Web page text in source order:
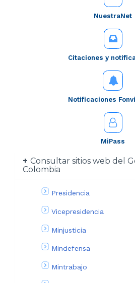
NuestraNet
Citaciones y
Notificaciones
MiPass
Consultar sitios web del
Colombia
Presidencia
Vicepresidencia
Minjusticia
Mindefensa
Mintrabajo